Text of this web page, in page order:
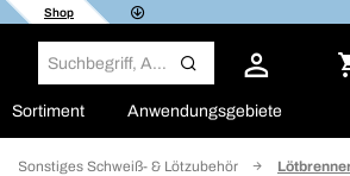
Shop
Sortiment Anwendungsgebiete
Sonstiges Schweiß- & Lötzubehör